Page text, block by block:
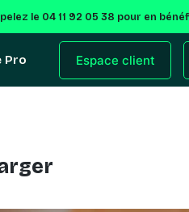
le 04 11 92 05 38 pour en
Pro Espace client